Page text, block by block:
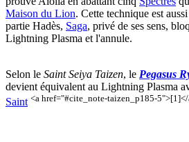
Maison du Lion. Cette technique est
partie Hadès, Saga, privé de ses sens,
Lightning Plasma et l'annule.
Selon le Saint Seiya Taizen, le Pegasus
devient équivalent au Lightning Plasma
Saint <a href="#cite_note-taizen_p185-